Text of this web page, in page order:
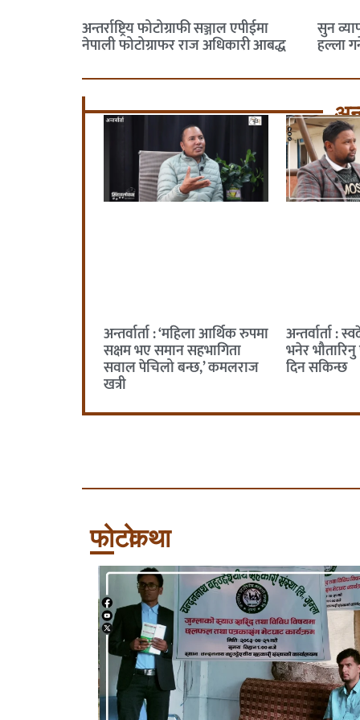
अन्तर्राष्ट्रिय फोटोग्राफी सञ्जाल एपीईमा
नेपाली फोटोग्राफर राज अधिकारी आबद्ध
सुन
हल्ला
अन्तर्वार्ता : ‘महिला आर्थिक रुपमा
सक्षम भए समान सहभागिता
सवाल पेचिलो बन्छ,’ कमलराज
खत्री
अन्तर्वार्ता :
भनेर
दिन सकिन्छ
फोटोकथा